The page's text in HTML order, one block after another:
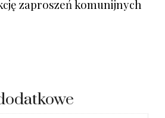
zaproszeń komunijnych